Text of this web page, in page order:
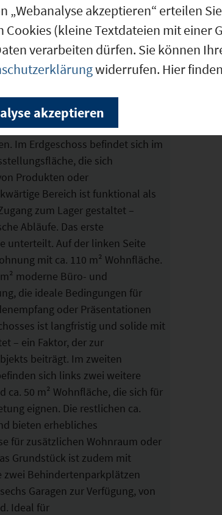
und großzügig
von ca. 2.952 m². Die
unter einem Dach
als auch für Kapitalanleger
Im Erdgeschoss befindet sich im
die sich
Produkten oder
Bereich ist funktional als
zum Lager gestaltet –
Abläufe. Das erste
unterteilt. Auf der linken Seite
mit ca. 110 m² Wohnfläche.
moderne Büro- und
die ideale Bedingungen für
oder Präsentationen
ist langfristig und solide mit
– ein Faktor, der zur
beiträgt. Im zweiten
sich links zwei weitere
ca. 50 m² Wohnfläche, die sich für
eignen. Die restlichen ca.
bieten erhebliches
für zusätzlichen Wohnraum oder
Grundstück ist zudem mit
Behindertenparkplätzen
Garagen zur Verfügung, von
Ideal für
„Webanalyse akzeptieren“ erteilen
Cookies (kleine Textdateien mit einer
verarbeiten dürfen. Sie können
widerrufen. Hier
akzeptieren